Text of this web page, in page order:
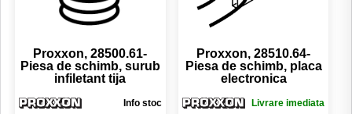
Proxxon, 28500.61-
Piesa de schimb, surub
infiletant tija
Info stoc
Proxxon, 28510.64-
Piesa de schimb, placa
electronica
Livrare imediata